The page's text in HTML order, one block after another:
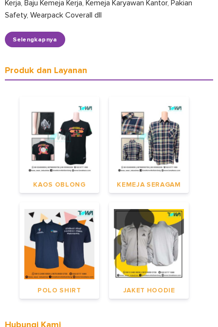
Kerja, Baju Kemeja Kerja, Kemeja Karyawan Kantor, Pakian
Safety, Wearpack Coverall dll
Selengkapnya
Produk dan Layanan
KAOS OBLONG KEMEJA SERAGAM
POLO SHIRT JAKET HOODIE
Hubungi Kami